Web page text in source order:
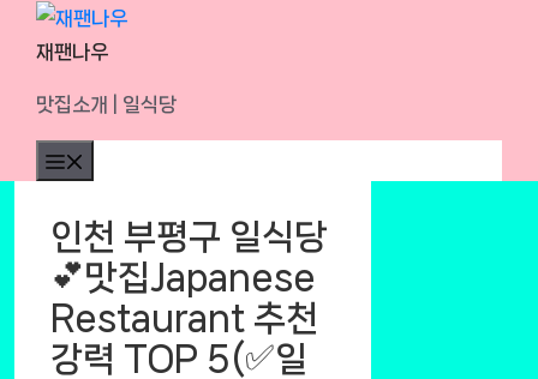
Skip
재팬나우
맛집소개 | 일식당
인천 부평구 일식당
💕맛집Japanese
Restaurant 추천
강력 TOP 5(✅일